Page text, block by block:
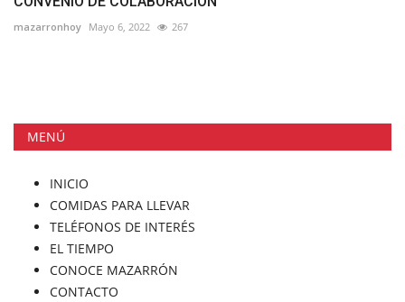
mazarronhoy Mayo 6, 2022 267
MENÚ
INICIO
COMIDAS PARA LLEVAR
TELÉFONOS DE INTERÉS
EL TIEMPO
CONOCE MAZARRÓN
CONTACTO